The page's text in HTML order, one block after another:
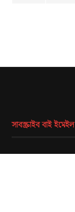
সাবস্ক্রাইব বাই ইমেইল